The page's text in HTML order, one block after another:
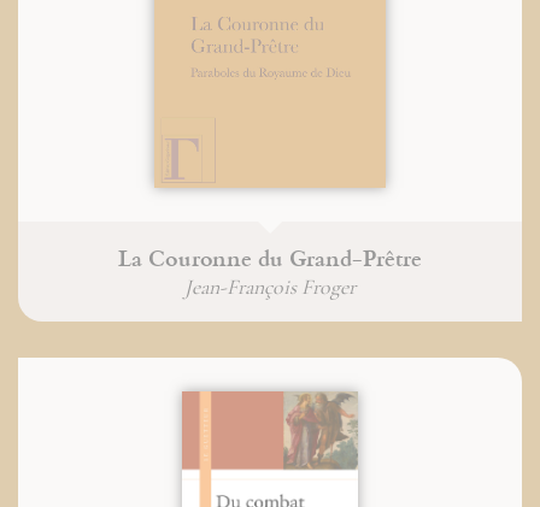
La Couronne du Grand-Prêtre
Jean-François Froger